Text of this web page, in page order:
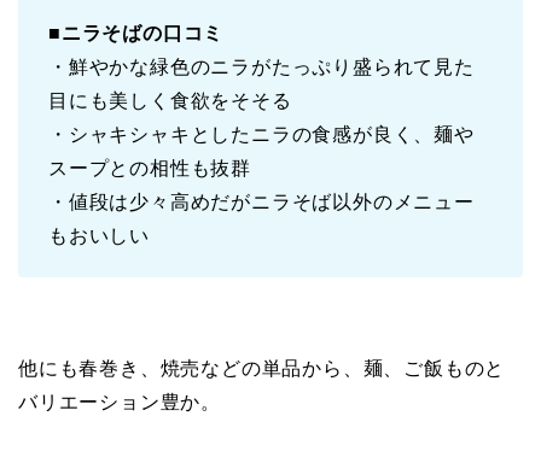
■ニラそばの口コミ
・鮮やかな緑色のニラがたっぷり盛られて見た
目にも美しく食欲をそそる
・シャキシャキとしたニラの食感が良く、麺や
スープとの相性も抜群
・値段は少々高めだがニラそば以外のメニュー
もおいしい
他にも春巻き、焼売などの単品から、麺、ご飯ものと
バリエーション豊か。